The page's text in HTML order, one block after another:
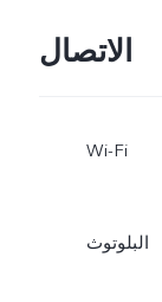
الاتصال
Wi-Fi
البلوتوث